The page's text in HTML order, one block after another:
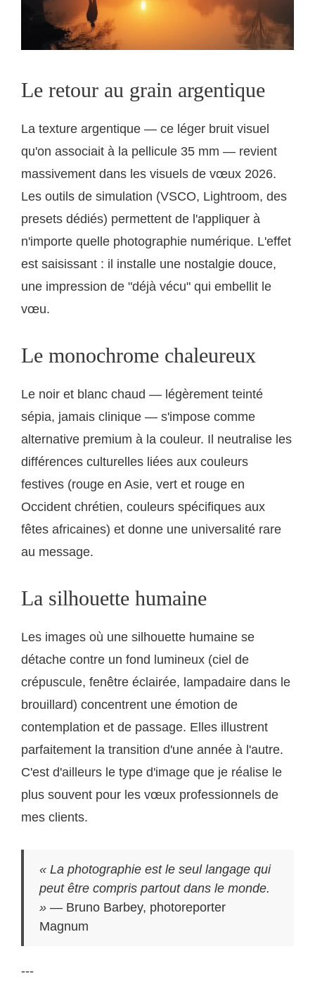
Le retour au grain argentique
La texture argentique — ce léger bruit visuel
qu'on associait à la pellicule 35 mm — revient
massivement dans les visuels de vœux 2026.
Les outils de simulation (VSCO, Lightroom, des
presets dédiés) permettent de l'appliquer à
n'importe quelle photographie numérique. L'effet
est saisissant : il installe une nostalgie douce,
une impression de "déjà vécu" qui embellit le
vœu.
Le monochrome chaleureux
Le noir et blanc chaud — légèrement teinté
sépia, jamais clinique — s'impose comme
alternative premium à la couleur. Il neutralise les
différences culturelles liées aux couleurs
festives (rouge en Asie, vert et rouge en
Occident chrétien, couleurs spécifiques aux
fêtes africaines) et donne une universalité rare
au message.
La silhouette humaine
Les images où une silhouette humaine se
détache contre un fond lumineux (ciel de
crépuscule, fenêtre éclairée, lampadaire dans le
brouillard) concentrent une émotion de
contemplation et de passage. Elles illustrent
parfaitement la transition d'une année à l'autre.
C'est d'ailleurs le type d'image que je réalise le
plus souvent pour les vœux professionnels de
mes clients.
« La photographie est le seul langage qui
peut être compris partout dans le monde.
» — Bruno Barbey, photoreporter
Magnum
---